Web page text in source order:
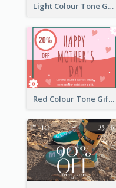
Light Colour Tone Gift Card With Photo
Red Colour Tone Gift Card With Works